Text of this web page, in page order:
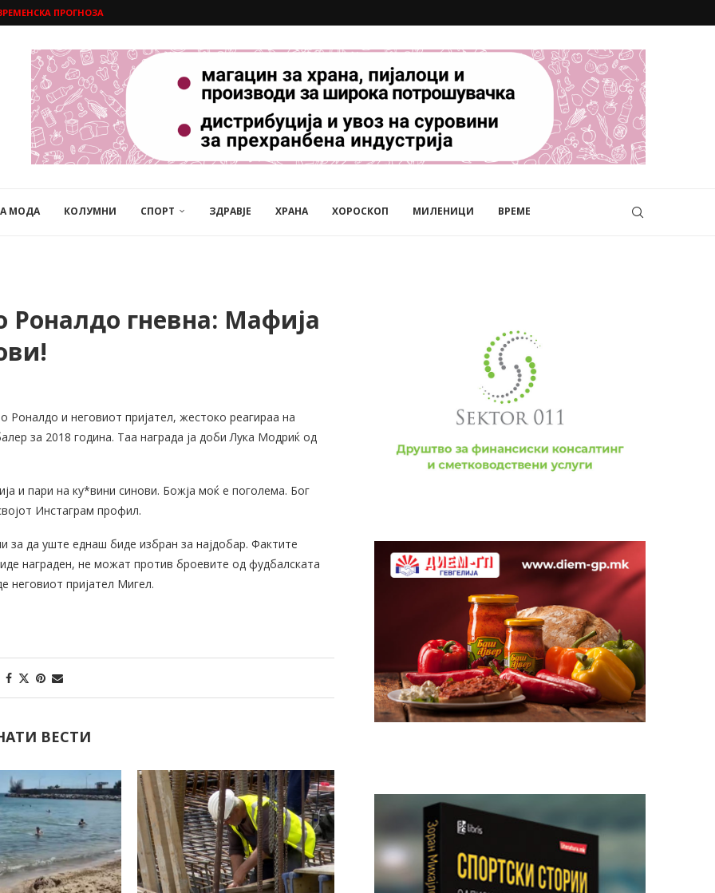
ПРОГНОЗА
МОДА КОЛУМНИ СПОРТ ЗДРАВЈЕ ХРАНА ХОРОСКОП МИЛЕНИЦИ ВРЕМЕ
Роналдо гневна: Мафија
Роналдо и неговиот пријател, жестоко реагираа на
за 2018 година. Таа награда ја доби Лука Модриќ од
и пари на ку*вини синови. Божја моќ е поголема. Бог
Инстаграм профил.
за да уште еднаш биде избран за најдобар. Фактите
награден, не можат против броевите од фудбалската
неговиот пријател Мигел.
ВЕСТИ